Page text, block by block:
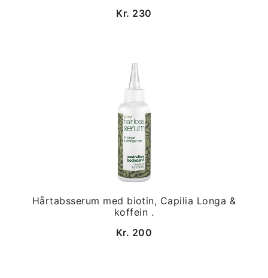
Kr. 230
Hårtabsserum med biotin, Capilia Longa &
koffein .
Kr. 200